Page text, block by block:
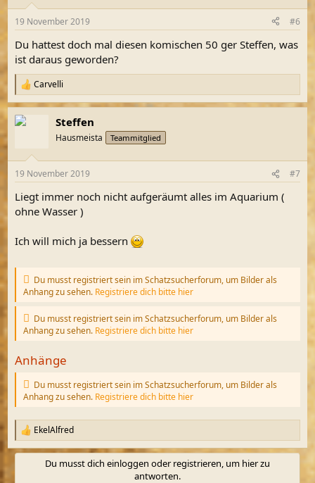
e
:
19 November 2019 #6
Du hattest doch mal diesen komischen 50 ger Steffen, was
ist daraus geworden?
R
e
a
k
e
:
Carvelli
Steffen
Hausmeista Teammitglied
19 November 2019 #7
Liegt immer noch nicht aufgeräumt alles im Aquarium (
ohne Wasser )
Ich will mich ja bessern
Du musst registriert sein im Schatzsucherforum, um Bilder als
Anhang zu sehen. Registriere dich bitte hier
Du musst registriert sein im Schatzsucherforum, um Bilder als
Anhang zu sehen. Registriere dich bitte hier
Anhänge
Du musst registriert sein im Schatzsucherforum, um Bilder als
Anhang zu sehen. Registriere dich bitte hier
R
e
a
EkelAlfred
Du musst dich einloggen oder registrieren, um hier zu
antworten.